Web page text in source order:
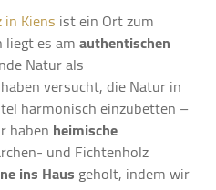
Kiens ist ein Ort zum
es amauthentischen
Natur als
versucht, die Natur in
harmonisch einzubetten –
haben heimische
und Fichtenholz
ins Haus geholt, indem wir